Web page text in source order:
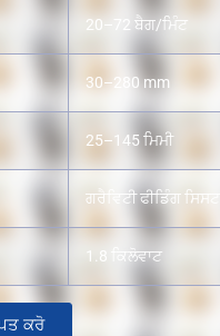
20–72 ਬੈਗ/ਮਿੰਟ
30–280 mm
25–145 ਮਿਮੀ
ਗਰੈਵਿਟੀ ਫੀਡਿੰਗ
1.8 ਕਿਲੋਵਾਟ
ਕਰੋ